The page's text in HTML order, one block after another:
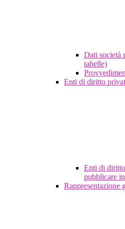
Dati società
tabelle)
Enti di diritto
Enti di
pubblicare
Rappresentazione